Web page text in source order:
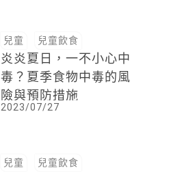
兒童 兒童飲食
炎炎夏日，一不小心中
毒？夏季食物中毒的風
險與預防措施
2023/07/27
兒童 兒童飲食